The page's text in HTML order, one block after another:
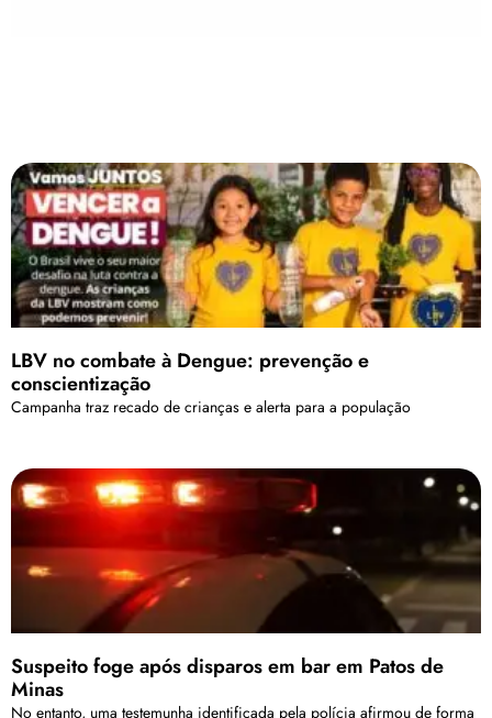
LBV no combate à Dengue: prevenção e
conscientização
Campanha traz recado de crianças e alerta para a população
Suspeito foge após disparos em bar em Patos de
Minas
No entanto, uma testemunha identificada pela polícia afirmou de forma